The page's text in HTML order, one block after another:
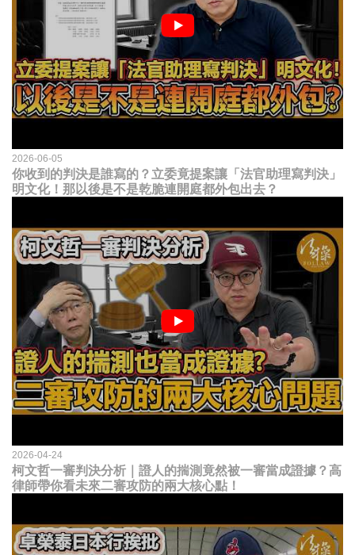
2026-06-05
你收到的判決是誰寫的？立委竟提案讓「法官助理寫判決」
明文化！那以後是不是乾脆連開庭都外包出去？
2026-04-24
柯文哲一審判決分析｜證人的揣測竟然被一審當成證據？高
律師帶你看未來二審攻防的兩大核心點！